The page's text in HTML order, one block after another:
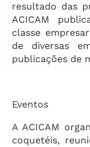
resultado das
ACICAM
classe
de diversas
publicações de
Eventos
A ACICAM
coquetéis,